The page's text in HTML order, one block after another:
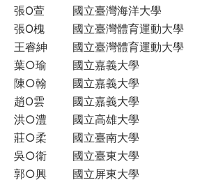
張O萱 國立臺灣海洋大學
張O槐 國立臺灣體育運動大學
王睿紳 國立臺灣體育運動大學
葉○瑜 國立嘉義大學
陳○翰 國立嘉義大學
趙O雲 國立嘉義大學
洪○澧 國立高雄大學
莊○柔 國立臺南大學
吳○衛 國立臺東大學
郭○興 國立屏東大學